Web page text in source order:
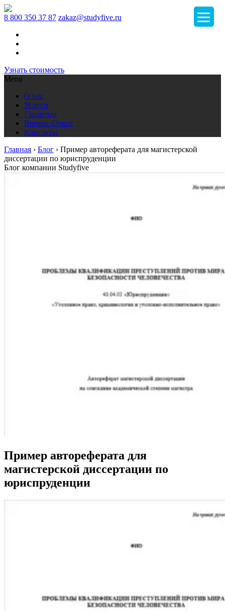
8 800 350 37 87 zakaz@studyfive.ru
Узнать стоимость
Menu
О нас
Услуги
Гарантии
Вопрос-Ответ
Контакты
Главная › Блог › Пример автореферата для магистерской
диссертации по юриспруденции
Блог компании Studyfive
Пример автореферата для
магистерской диссертации по
юриспруденции